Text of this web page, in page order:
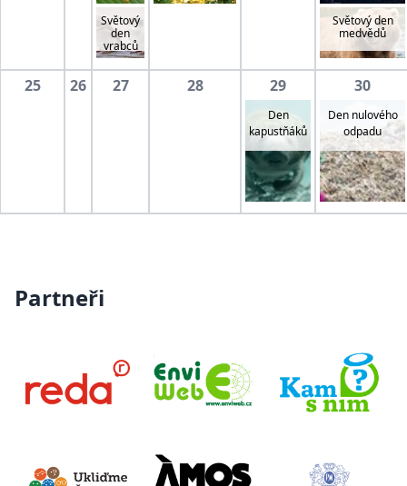
Světový
den
vrabců
Světový den
medvědů
25 26 27 28 29
Den
kapustňáků
30
Den nulového
odpadu
Partneři